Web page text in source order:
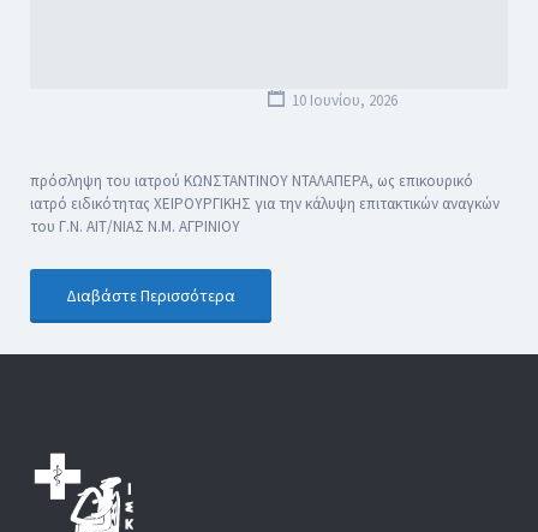
10 Ιουνίου, 2026
πρόσληψη του ιατρού ΚΩΝΣΤΑΝΤΙΝΟΥ ΝΤΑΛΑΠΕΡΑ, ως επικουρικό
ιατρό ειδικότητας ΧΕΙΡΟΥΡΓΙΚΗΣ για την κάλυψη επιτακτικών αναγκών
του Γ.Ν. ΑΙΤ/ΝΙΑΣ Ν.Μ. ΑΓΡΙΝΙΟΥ
Διαβάστε Περισσότερα